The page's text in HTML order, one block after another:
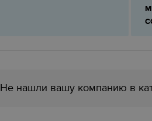
Не нашли вашу компанию в